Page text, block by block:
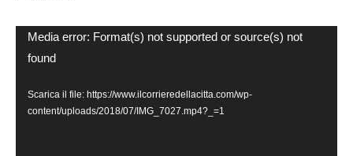
Video
Player
Media error: Format(s) not supported or source(s) not
found
Scarica il file: https://www.ilcorrieredellacitta.com/wp-
content/uploads/2018/07/IMG_7027.mp4?_=1